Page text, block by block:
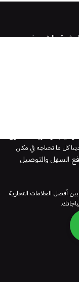
والشعر في مصر
تشمل مجموعة شاملة من
أو
كل ما تحتاجه في مكان
السهل والتوصيل
أفضل العلامات التجارية